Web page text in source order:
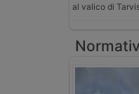
al valico di